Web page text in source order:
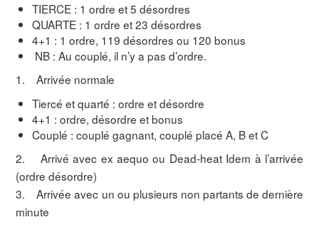
TIERCE : 1 ordre et 5 désordres
QUARTE : 1 ordre et 23 désordres
4+1 : 1 ordre, 119 désordres ou 120 bonus
NB : Au couplé, il n’y a pas d’ordre.
1. Arrivée normale
Tiercé et quarté : ordre et désordre
4+1 : ordre, désordre et bonus
Couplé : couplé gagnant, couplé placé A, B et C
2. Arrivé avec ex aequo ou Dead-heat Idem à l’arrivée
(ordre désordre)
3. Arrivée avec un ou plusieurs non partants de dernière
minute